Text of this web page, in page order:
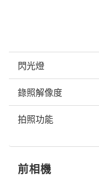
閃光燈
錄照解像度
拍照功能
前相機